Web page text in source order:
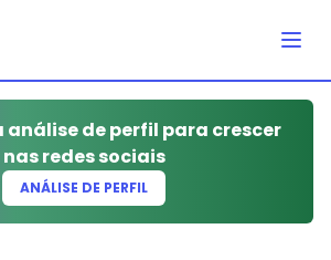
análise de perfil para crescer
nas redes sociais
ANÁLISE DE PERFIL